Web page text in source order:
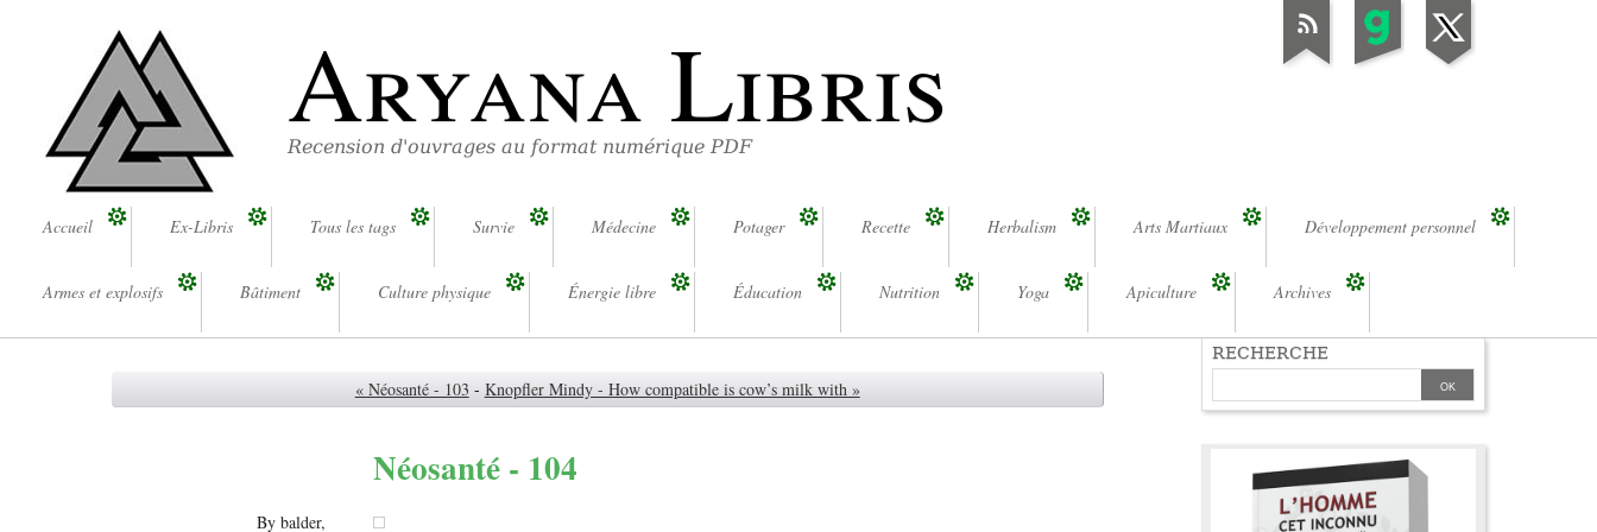
Aryana Libris
Recension d'ouvrages au format numérique PDF
Accueil Ex-Libris Tous les tags Survie Médecine Potager Recette Herbalism Arts Martiaux Développement personnel
Armes et explosifs Bâtiment Culture physique Énergie libre Éducation Nutrition Yoga Apiculture Archives
« Néosanté - 103 - Knopfler Mindy - How compatible is cow’s milk with »
Néosanté - 104
By balder,
RECHERCHE